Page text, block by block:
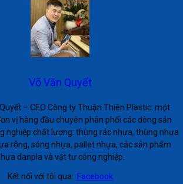
Võ Văn Quyết
– CEO Công ty Thuận Thiên Plastic: một
vị hàng đầu chuyên phân phối các dòng sản
nghiệp chất lượng: thùng rác nhựa, thùng nhựa
rỗng, sóng nhựa, pallet nhựa, các sản phẩm
danpla và vật tư công nghiệp.
Kết nối với tôi qua: Facebook